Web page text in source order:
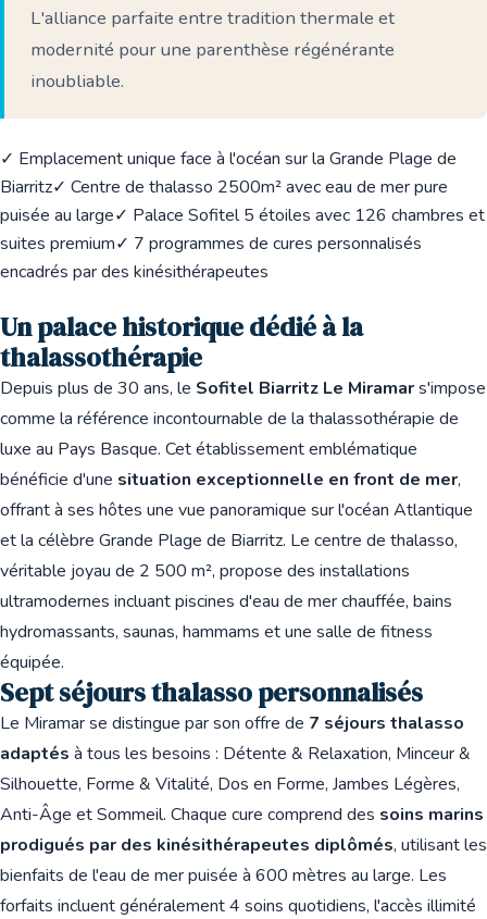
L'alliance parfaite entre tradition thermale et
modernité pour une parenthèse régénérante
inoubliable.
✓ Emplacement unique face à l'océan sur la Grande Plage de
Biarritz✓ Centre de thalasso 2500m² avec eau de mer pure
puisée au large✓ Palace Sofitel 5 étoiles avec 126 chambres et
suites premium✓ 7 programmes de cures personnalisés
encadrés par des kinésithérapeutes
Un palace historique dédié à la
thalassothérapie
Depuis plus de 30 ans, le Sofitel Biarritz Le Miramars'impose
comme la référence incontournable de la thalassothérapie de
luxe au Pays Basque. Cet établissement emblématique
bénéficie d'une situation exceptionnelle en front de mer,
offrant à ses hôtes une vue panoramique sur l'océan Atlantique
et la célèbre Grande Plage de Biarritz. Le centre de thalasso,
véritable joyau de 2 500 m², propose des installations
ultramodernes incluant piscines d'eau de mer chauffée, bains
hydromassants, saunas, hammams et une salle de fitness
équipée.
Sept séjours thalasso personnalisés
Le Miramar se distingue par son offre de 7 séjours thalasso
adaptés à tous les besoins : Détente & Relaxation, Minceur &
Silhouette, Forme & Vitalité, Dos en Forme, Jambes Légères,
Anti-Âge et Sommeil. Chaque cure comprend des soins marins
prodigués par des kinésithérapeutes diplômés, utilisant les
bienfaits de l'eau de mer puisée à 600 mètres au large. Les
forfaits incluent généralement 4 soins quotidiens, l'accès illimité